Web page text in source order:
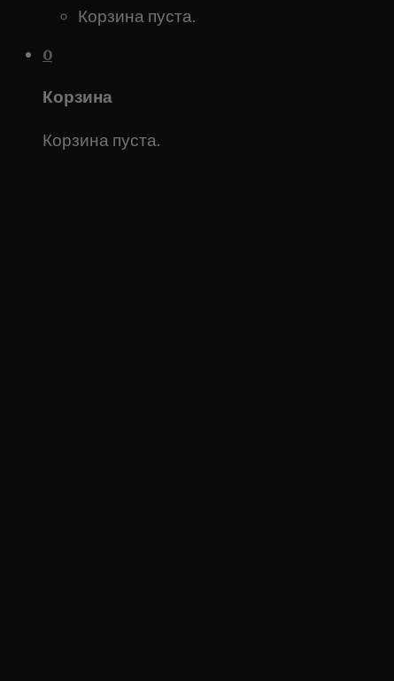
Корзина пуста.
0
Корзина
Корзина пуста.